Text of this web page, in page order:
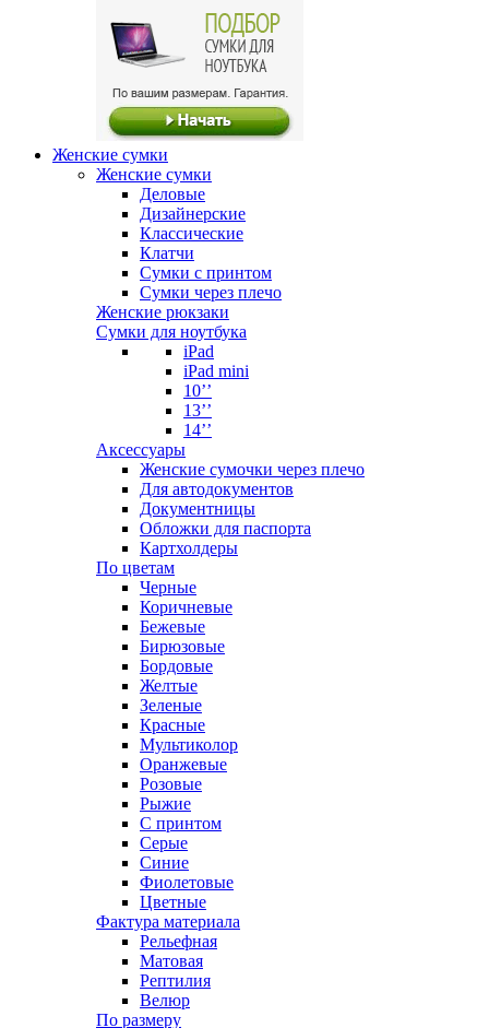
Женские сумки
Женские сумки
Деловые
Дизайнерские
Классические
Клатчи
Сумки с принтом
Сумки через плечо
Женские рюкзаки
Сумки для ноутбука
iPad
iPad mini
10’’
13’’
14’’
Аксессуары
Женские сумочки через плечо
Для автодокументов
Документницы
Обложки для паспорта
Картхолдеры
По цветам
Черные
Коричневые
Бежевые
Бирюзовые
Бордовые
Желтые
Зеленые
Красные
Мультиколор
Оранжевые
Розовые
Рыжие
С принтом
Серые
Синие
Фиолетовые
Цветные
Фактура материала
Рельефная
Матовая
Рептилия
Велюр
По размеру